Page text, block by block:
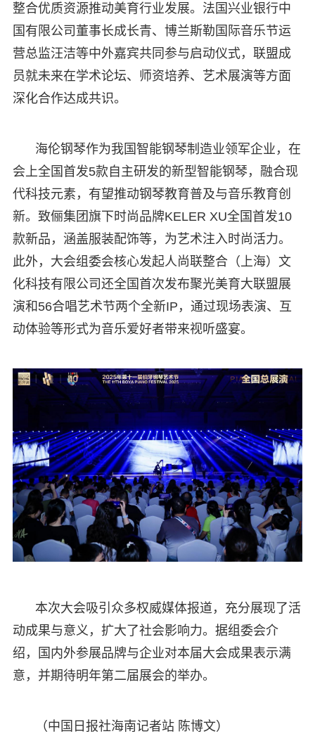
整合优质资源推动美育行业发展。法国兴业银行中
国有限公司董事长成长青、博兰斯勒国际音乐节运
营总监汪洁等中外嘉宾共同参与启动仪式，联盟成
员就未来在学术论坛、师资培养、艺术展演等方面
深化合作达成共识。
海伦钢琴作为我国智能钢琴制造业领军企业，在
会上全国首发5款自主研发的新型智能钢琴，融合现
代科技元素，有望推动钢琴教育普及与音乐教育创
新。致俪集团旗下时尚品牌KELER XU全国首发10
款新品，涵盖服装配饰等，为艺术注入时尚活力。
此外，大会组委会核心发起人尚联整合（上海）文
化科技有限公司还全国首次发布聚光美育大联盟展
演和56合唱艺术节两个全新IP，通过现场表演、互
动体验等形式为音乐爱好者带来视听盛宴。
本次大会吸引众多权威媒体报道，充分展现了活
动成果与意义，扩大了社会影响力。据组委会介
绍，国内外参展品牌与企业对本届大会成果表示满
意，并期待明年第二届展会的举办。
（中国日报社海南记者站 陈博文）